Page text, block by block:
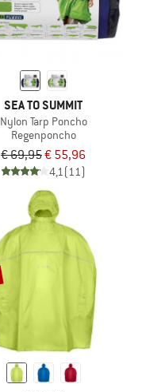
SEA TO SUMMIT
Nylon Tarp Poncho
Regenponcho
€ 69,95€ 55,96
4,1(11)